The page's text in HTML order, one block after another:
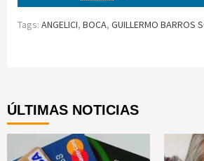
Tags: ANGELICI, BOCA, GUILLERMO BARROS
ÚLTIMAS NOTICIAS